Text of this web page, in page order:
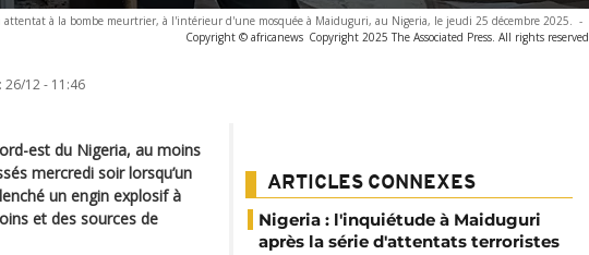
attentat à la bombe meurtrier, à l'intérieur d'une mosquée à Maiduguri, au Nigeria, le jeudi 25 décembre 2025. -
Copyright © africanews Copyright 2025 The Associated Press. All rights reserved
26/12 - 11:46
est du Nigeria, au moins
mercredi soir lorsqu’un
un engin explosif à
et des sources de
ARTICLES CONNEXES
Nigeria : l'inquiétude à Maiduguri
après la série d'attentats terroristes